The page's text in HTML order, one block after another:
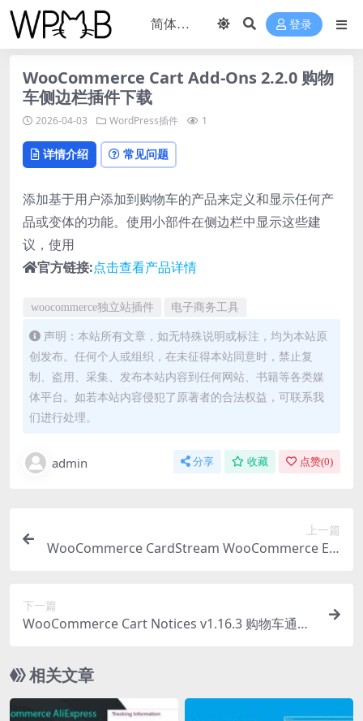
登录
WooCommerce Cart Add-Ons 2.2.0 购物
车侧边栏插件下载
2026-04-03 WordPress插件 1
详情介绍 常见问题
添加基于用户添加到购物车的产品来定义和显示任何产
品或变体的功能。使用小部件在侧边栏中显示这些建
议，使用
官方链接:点击查看产品详情
woocommerce独立站插件 电子商务工具
声明：本站所有文章，如无特殊说明或标注，均为本站原
创发布。任何个人或组织，在未征得本站同意时，禁止复
制、盗用、采集、发布本站内容到任何网站、书籍等各类媒
体平台。如若本站内容侵犯了原著者的合法权益，可联系我
们进行处理。
admin 分享 收藏 点赞(0)
上一篇
WooCommerce CardStream WooCommerce Ext
下一篇
WooCommerce Cart Notices v1.16.3 购物车通知
相关文章